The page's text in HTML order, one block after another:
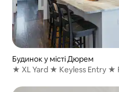
Будинок у місті Дюрем
★ XL Yard ★ Keyless Entry ★